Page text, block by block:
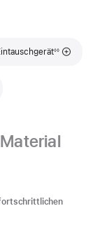
Fußnote
◊◊